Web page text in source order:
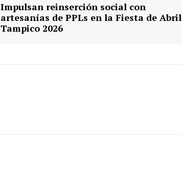
Impulsan reinserción social con
artesanías de PPLs en la Fiesta de Abril
Tampico 2026